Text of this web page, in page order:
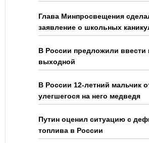
Глава Минпросвещения
заявление о школьных
В России предложили ввести
выходной
В России 12-летний мальчик
улегшегося на него медведя
Путин оценил ситуацию с
топлива в России